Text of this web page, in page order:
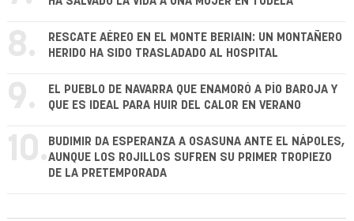
8.
RESCATE AÉREO EN EL MONTE BERIAIN: UN MONTAÑERO
HERIDO HA SIDO TRASLADADO AL HOSPITAL
9.
EL PUEBLO DE NAVARRA QUE ENAMORÓ A PÍO BAROJA Y
QUE ES IDEAL PARA HUIR DEL CALOR EN VERANO
10. BUDIMIR DA ESPERANZA A OSASUNA ANTE EL NÁPOLES,
AUNQUE LOS ROJILLOS SUFREN SU PRIMER TROPIEZO
DE LA PRETEMPORADA